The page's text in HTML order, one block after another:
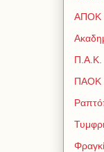
ΑΠΟΚ
Π.Α.Κ.
ΠΑΟΚ